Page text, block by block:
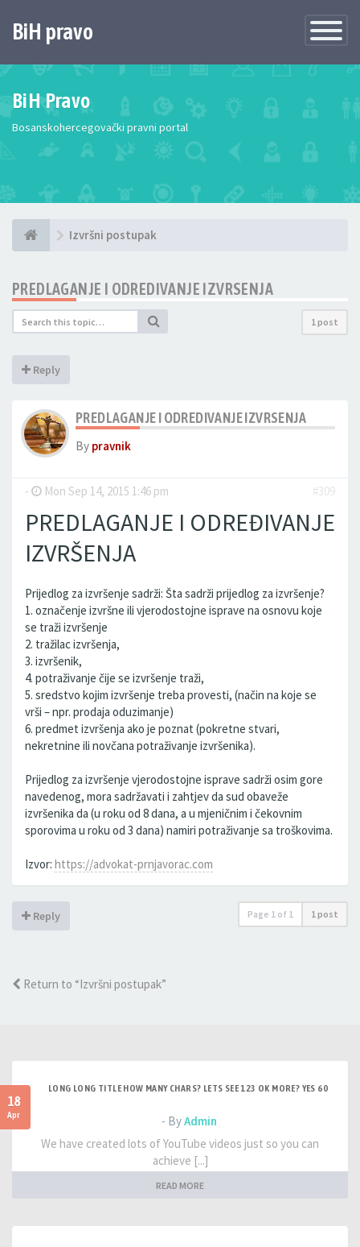
Toggle
BiH pravo
BiH Pravo
Bosanskohercegovački pravni portal
Izvršni postupak
PREDLAGANJE I ODREDIVANJE IZVRSENJA
1 post
Reply
PREDLAGANJE I ODREDIVANJE IZVRSENJA
By pravnik
- Mon Sep 14, 2015 1:46 pm #309
PREDLAGANJE I ODREĐIVANJE
IZVRŠENJA
Prijedlog za izvršenje sadrži: Šta sadrži prijedlog za izvršenje?
1. označenje izvršne ili vjerodostojne isprave na osnovu koje
se traži izvršenje
2. tražilac izvršenja,
3. izvršenik,
4. potraživanje čije se izvršenje traži,
5. sredstvo kojim izvršenje treba provesti, (način na koje se
vrši – npr. prodaja oduzimanje)
6. predmet izvršenja ako je poznat (pokretne stvari,
nekretnine ili novčana potraživanje izvršenika).
Prijedlog za izvršenje vjerodostojne isprave sadrži osim gore
navedenog, mora sadržavati i zahtjev da sud obaveže
izvršenika da (u roku od 8 dana, a u mjeničnim i čekovnim
sporovima u roku od 3 dana) namiri potraživanje sa troškovima.
Izvor: https://advokat-prnjavorac.com
Reply Page 1 of 1 1 post
Return to “Izvršni postupak”
18
Apr
LONG LONG TITLE HOW MANY CHARS? LETS SEE 123 OK MORE? YES 60
- ByAdmin
We have created lots of YouTube videos just so you can
achieve [...]
READ MORE